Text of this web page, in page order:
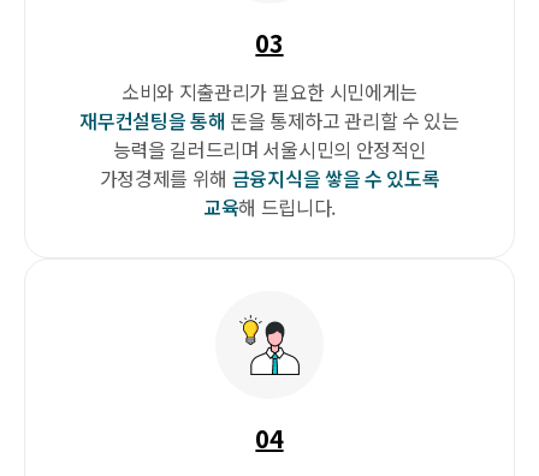
03
소비와 지출관리가 필요한 시민에게는
재무컨설팅을 통해 돈을 통제하고관리할 수 있는
능력을 길러드리며 서울시민의 안정적인
가정경제를 위해 금융지식을 쌓을 수 있도록
교육해 드립니다.
04